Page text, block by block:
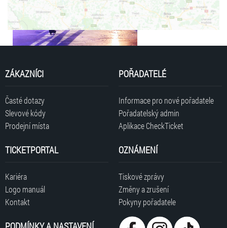
ZÁKAZNÍCI
Časté dotazy
Slevové kódy
Prodejní místa
POŘADATELÉ
Informace pro nové pořadatele
Pořadatelský admin
Aplikace CheckTicket
TICKETPORTAL
Kariéra
Logo manuál
Kontakt
OZNÁMENÍ
Tiskové zprávy
Změny a zrušení
Pokyny pořadatele